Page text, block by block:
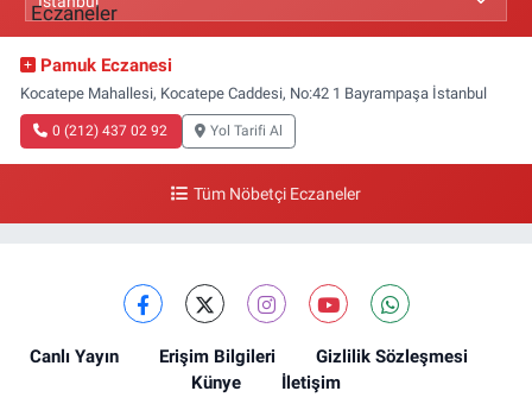
Pamuk Eczanesi
Kocatepe Mahallesi, Kocatepe Caddesi, No:42 1 Bayrampaşa İstanbul
0 (212) 437 02 92 Yol Tarifi Al
Tüm Nöbetçi Eczaneler
Canlı Yayın Erişim Bilgileri
Gizlilik Sözleşmesi
Künye
İletişim